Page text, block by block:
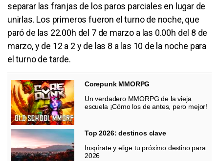
separar las franjas de los paros parciales en lugar de
unirlas. Los primeros fueron el turno de noche, que
paró de las 22.00h del 7 de marzo a las 0.00h del 8 de
marzo, y de 12 a 2 y de las 8 a las 10 de la noche para
el turno de tarde.
Corepunk MMORPG
Un verdadero MMORPG de la vieja
escuela ¡Cómo los de antes, pero mejor!
Top 2026: destinos clave
Inspírate y elige tu próximo destino para
2026